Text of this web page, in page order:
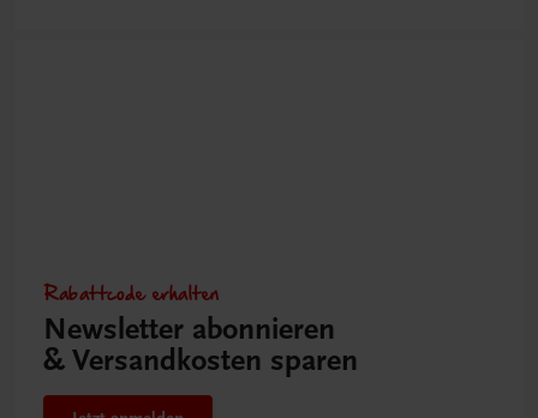
Rabattcode erhalten
Newsletter abonnieren
& Versandkosten sparen